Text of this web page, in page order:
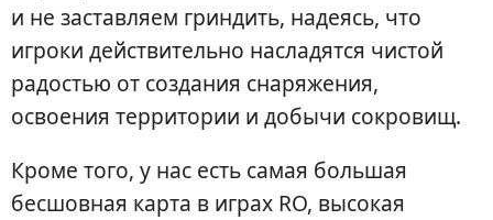
и не заставляем гриндить, надеясь, что
игроки действительно насладятся чистой
радостью от создания снаряжения,
освоения территории и добычи сокровищ.
Кроме того, у нас есть самая большая
бесшовная карта в играх RO, высокая